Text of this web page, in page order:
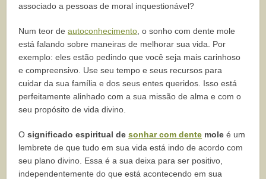
associado a pessoas de moral inquestionável?
Num teor deautoconhecimento , o sonho com dente mole
está falando sobre maneiras de melhorar sua vida. Por
exemplo: eles estão pedindo que você seja mais carinhoso
e compreensivo. Use seu tempo e seus recursos para
cuidar da sua família e dos seus entes queridos. Isso está
perfeitamente alinhado com a sua missão de alma e com o
seu propósito de vida divino.
Osignificado espiritual desonhar com dente mole é um
lembrete de que tudo em sua vida está indo de acordo com
seu plano divino. Essa é a sua deixa para ser positivo,
independentemente do que está acontecendo em sua